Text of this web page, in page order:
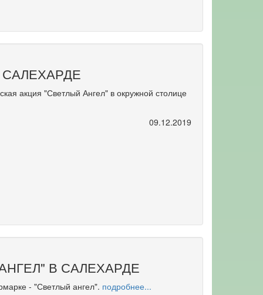
акция "Светлый Ангел" в окружной столице
09.12.2019
В САЛЕХАРДЕ
- "Светлый ангел". подробнее...